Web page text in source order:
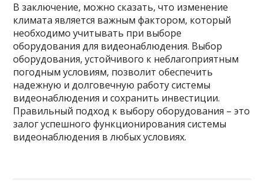
В заключение, можно сказать, что изменение
климата является важным фактором, который
необходимо учитывать при выборе
оборудования для видеонаблюдения. Выбор
оборудования, устойчивого к неблагоприятным
погодным условиям, позволит обеспечить
надежную и долговечную работу системы
видеонаблюдения и сохранить инвестиции.
Правильный подход к выбору оборудования – это
залог успешного функционирования системы
видеонаблюдения в любых условиях.